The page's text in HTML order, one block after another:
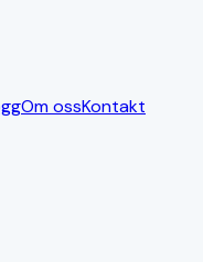
Om ossKontakt